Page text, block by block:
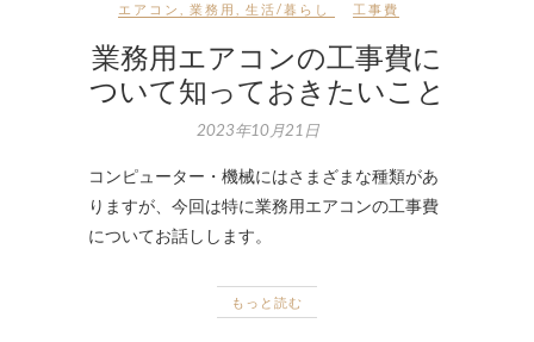
エアコン 業務用 生活/暮らし 工事費
業務用エアコンの工事費に
ついて知っておきたいこと
2023年10月21日
コンピューター・機械にはさまざまな種類があ
りますが、今回は特に業務用エアコンの工事費
についてお話しします。
もっと読む